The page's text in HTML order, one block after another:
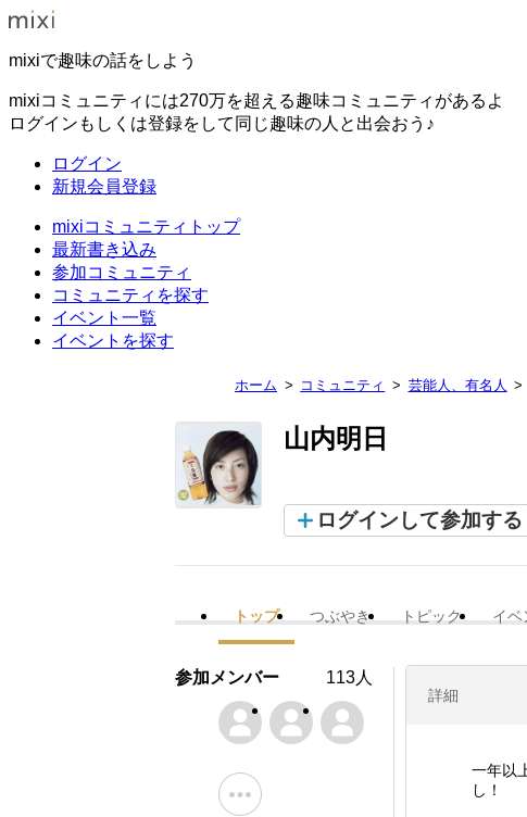
mixiで趣味の話をしよう
mixiコミュニティには270万を超える趣味コミュニティがあるよ
ログインもしくは登録をして同じ趣味の人と出会おう♪
ログイン
新規会員登録
mixiコミュニティトップ
最新書き込み
参加コミュニティ
コミュニティを探す
イベント一覧
イベントを探す
ホーム コミュニティ 芸能人、有名人
山内明日
ログインして参加する
トップ つぶやき トピック イベ
詳細
一年以
し！
参加メンバー 113人